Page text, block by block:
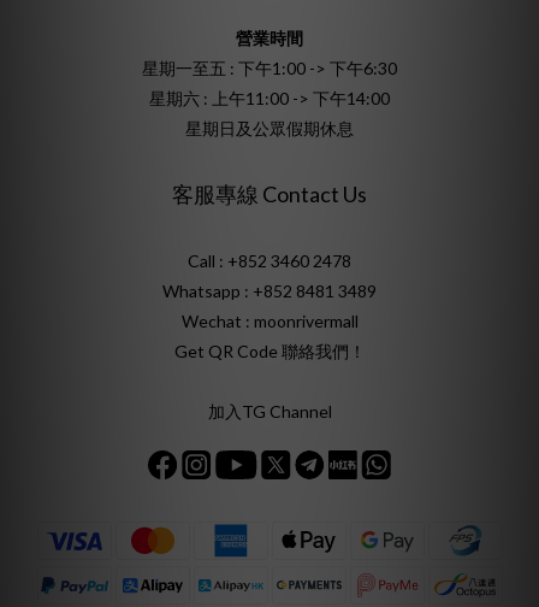
營業時間
星期一至五 : 下午1:00 -> 下午6:30
星期六 : 上午11:00 -> 下午14:00
星期日及公眾假期休息
客服專線 Contact Us
Call : +852 3460 2478
Whatsapp : +852 8481 3489
Wechat : moonrivermall
Get QR Code 聯絡我們！
加入TG Channel